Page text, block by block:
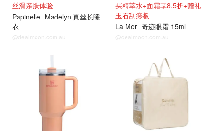
丝滑亲肤体验
Papinelle Madelyn 真丝长睡
衣
@dealmoon.com.au
买精萃水+面霜享8.5折+赠礼
玉石刮痧板
La Mer 奇迹眼霜 15ml
@dealmoon.com.au